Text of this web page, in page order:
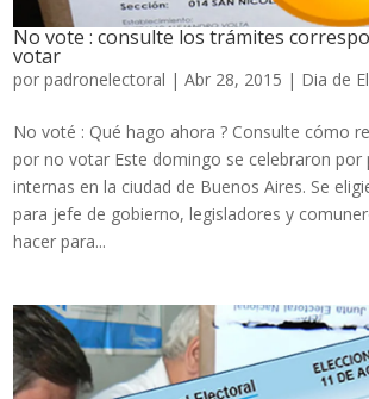
No vote : consulte los trámites
votar
porpadronelectoral |Abr 28, 2015 | Dia de
No voté : Qué hago ahora ? Consulte cómo
por no votar Este domingo se celebraron por
internas en la ciudad de Buenos Aires. Se
para jefe de gobierno, legisladores y
hacer para...